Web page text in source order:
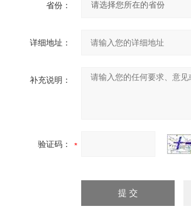
省份：
详细地址：
补充说明：
验证码：